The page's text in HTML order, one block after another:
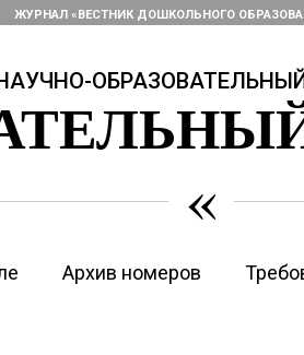
ЖУРНАЛ «ВЕСТНИК ДОШКОЛЬНОГО
«
Архив номеров